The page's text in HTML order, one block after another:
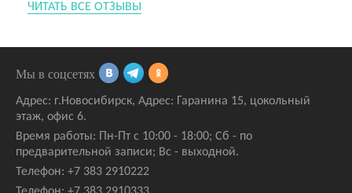
ЧИТАТЬ ВСЕ ОТЗЫВЫ
Адрес: г.Новосибирск, Адрес: Гаранина 15, цокольный
этаж, офис 6.
Время работы: Пн-Пт с 10:00 - 18:00; Сб - по
предварительной записи; Вс - выходной.
Телефон: +7 383 2910222
Мы в соцсетях